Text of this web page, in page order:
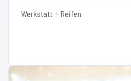
Werkstatt Reifen